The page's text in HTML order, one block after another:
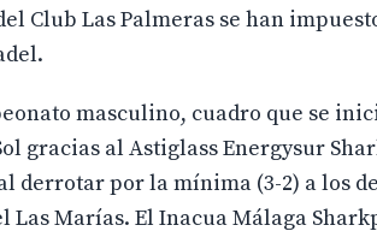
Club Las Palmeras se han
masculino, cuadro que se
gracias al Astiglass Energysur
derrotar por la mínima (3-2) a los
Las Marías. El Inacua Málaga